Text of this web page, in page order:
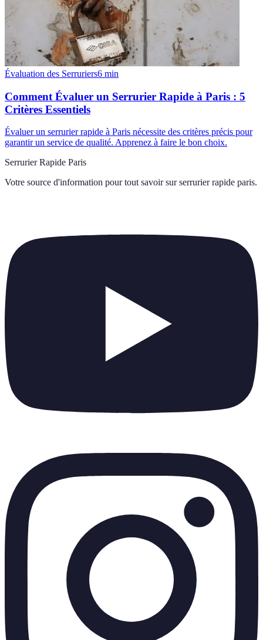
Évaluation des Serruriers6 min
Comment Évaluer un Serrurier Rapide à Paris : 5
Critères Essentiels
Évaluer un serrurier rapide à Paris nécessite des critères précis pour
garantir un service de qualité. Apprenez à faire le bon choix.
Serrurier Rapide Paris
Votre source d'information pour tout savoir sur serrurier rapide paris.